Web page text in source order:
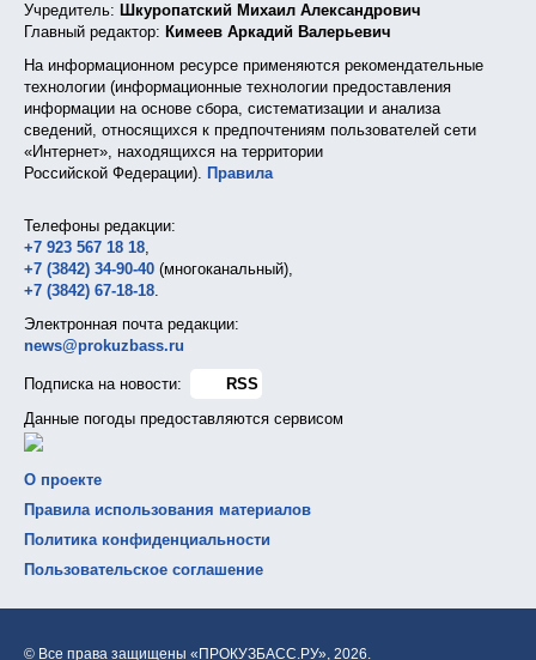
Учредитель: Шкуропатский Михаил Александрович
Главный редактор: Кимеев Аркадий Валерьевич
На информационном ресурсе применяются рекомендательные
технологии (информационные технологии предоставления
информации на основе сбора, систематизации и анализа
сведений, относящихся к предпочтениям пользователей сети
«Интернет», находящихся на территории
Российской Федерации). Правила
Телефоны редакции:
+7 923 567 18 18,
+7 (3842) 34-90-40 (многоканальный),
+7 (3842) 67-18-18.
Электронная почта редакции:
news@prokuzbass.ru
Подписка на новости:
RSS
Данные погоды предоставляются сервисом
О проекте
Правила использования материалов
Политика конфиденциальности
Пользовательское соглашение
© Все права защищены «ПРОКУЗБАСС.РУ», 2026.